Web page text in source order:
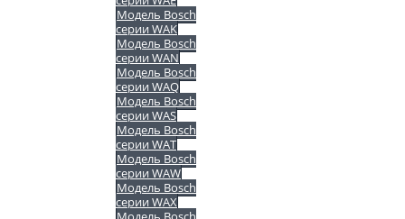
Модель Bosch
серии WAK
Модель Bosch
серии WAN
Модель Bosch
серии WAQ
Модель Bosch
серии WAS
Модель Bosch
серии WAT
Модель Bosch
серии WAW
Модель Bosch
серии WAX